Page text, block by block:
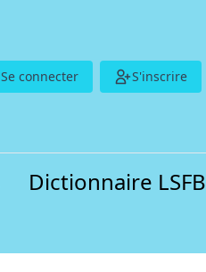
Se connecter S'inscrire
Dictionnaire LSFB